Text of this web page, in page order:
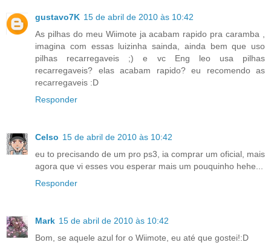
gustavo7K 15 de abril de 2010 às 10:42
As pilhas do meu Wiimote ja acabam rapido pra caramba ,
imagina com essas luizinha sainda, ainda bem que uso
pilhas recarregaveis ;) e vc Eng leo usa pilhas
recarregaveis? elas acabam rapido? eu recomendo as
recarregaveis :D
Responder
Celso 15 de abril de 2010 às 10:42
eu to precisando de um pro ps3, ia comprar um oficial, mais
agora que vi esses vou esperar mais um pouquinho hehe...
Responder
Mark 15 de abril de 2010 às 10:42
Bom, se aquele azul for o Wiimote, eu até que gostei!:D